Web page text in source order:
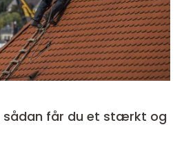
sådan får du et stærkt og